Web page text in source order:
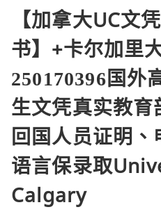
【加拿大UC文
书】+卡尔加里
250170396国外
生文凭真实教
回国人员证明
语言保录取
Calgary